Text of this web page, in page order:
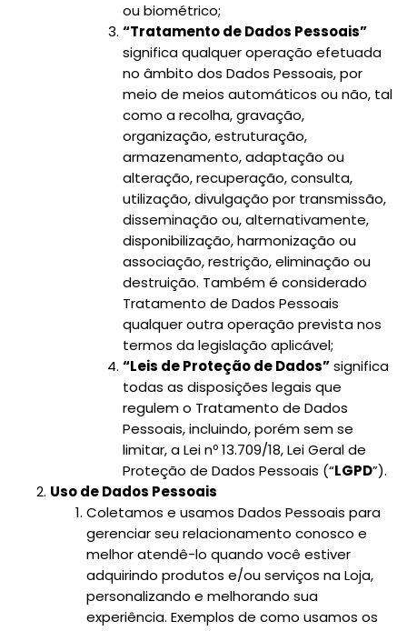
ou biométrico;
“Tratamento de Dados Pessoais”
significa qualquer operação efetuada
no âmbito dos Dados Pessoais, por
meio de meios automáticos ou não, tal
como a recolha, gravação,
organização, estruturação,
armazenamento, adaptação ou
alteração, recuperação, consulta,
utilização, divulgação por transmissão,
disseminação ou, alternativamente,
disponibilização, harmonização ou
associação, restrição, eliminação ou
destruição. Também é considerado
Tratamento de Dados Pessoais
qualquer outra operação prevista nos
termos da legislação aplicável;
“Leis de Proteção de Dados”significa
todas as disposições legais que
regulem o Tratamento de Dados
Pessoais, incluindo, porém sem se
limitar, a Lei nº 13.709/18, Lei Geral de
Proteção de Dados Pessoais (“LGPD”).
Uso de Dados Pessoais
Coletamos e usamos Dados Pessoais para
gerenciar seu relacionamento conosco e
melhor atendê-lo quando você estiver
adquirindo produtos e/ou serviços na Loja,
personalizando e melhorando sua
experiência. Exemplos de como usamos os